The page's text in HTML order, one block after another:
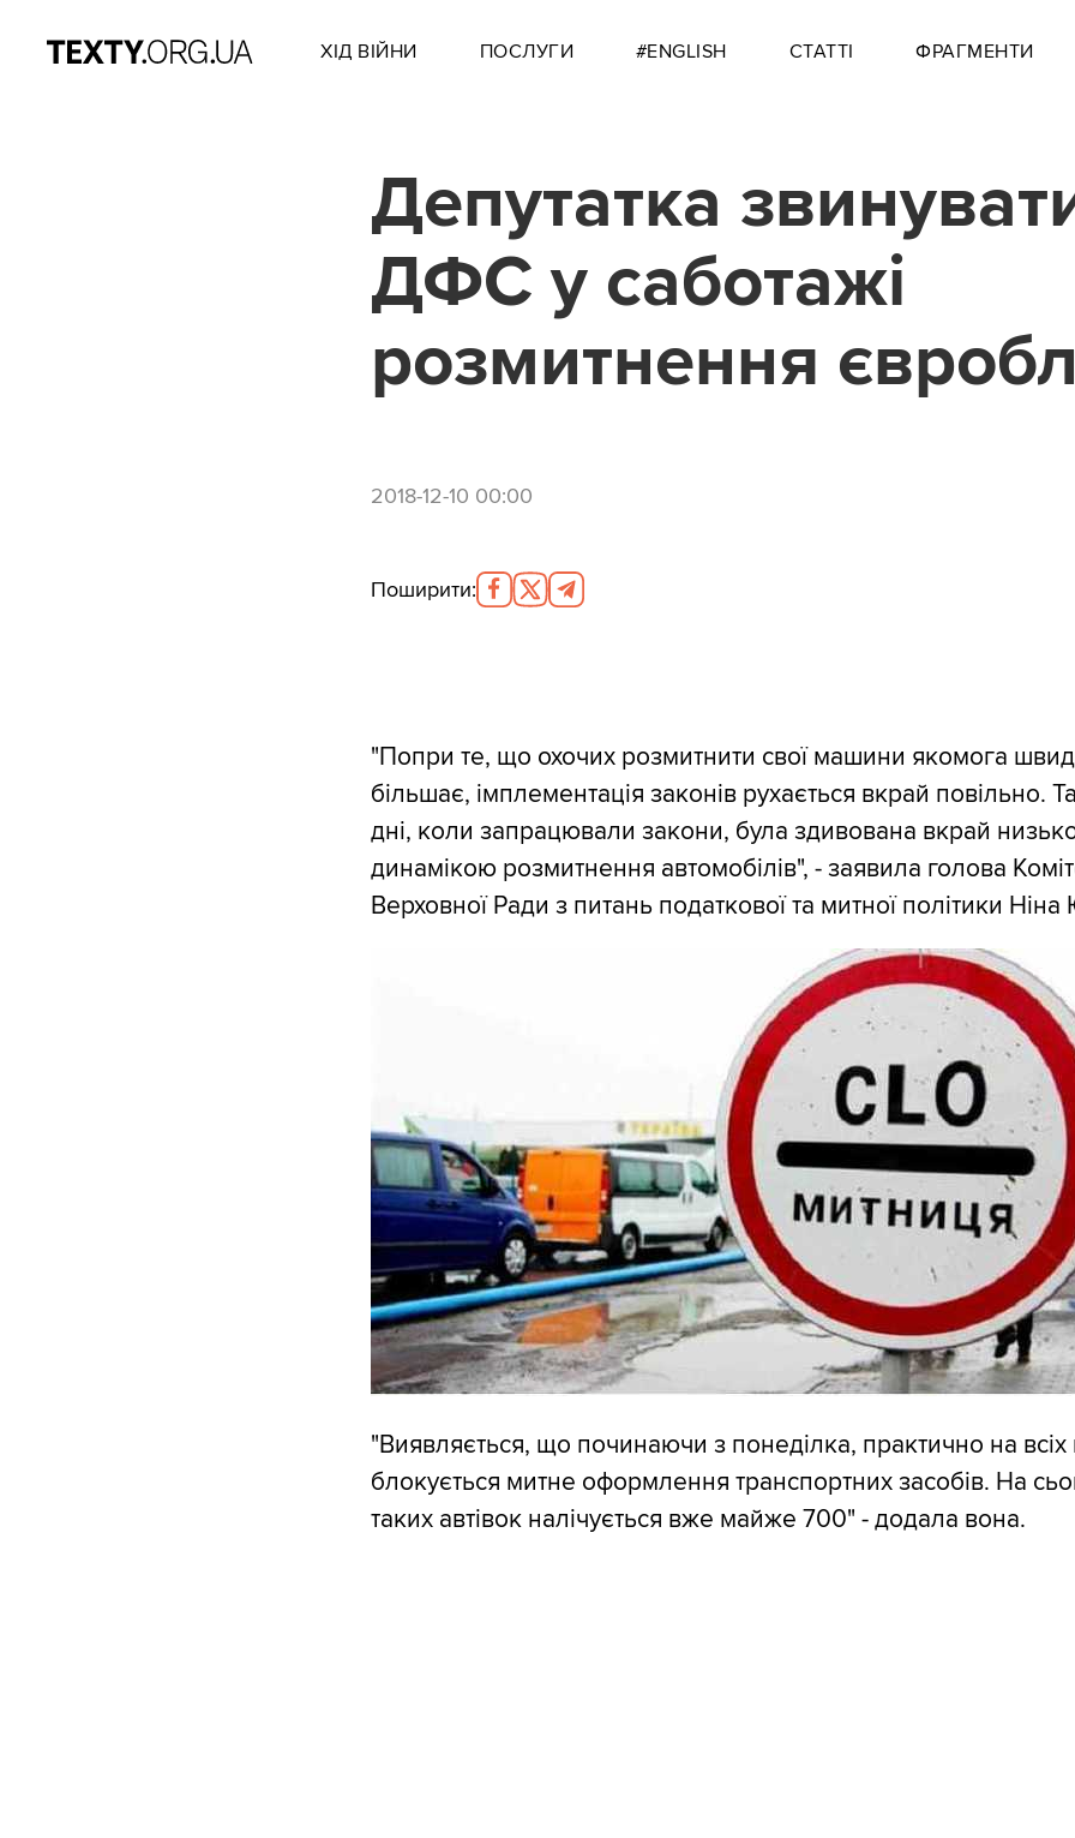
ХІД ВІЙНИ ПОСЛУГИ #ENGLISH СТАТТІ ФРАГМЕНТИ
Депутатка
ДФС у саботажі
розмитнення
2018-12-10 00:00
Поширити:
"Попри те, що охочих розмитнити свої машини якомога
більшає, імплементація законів рухається вкрай повільно.
дні, коли запрацювали закони, була здивована вкрай
динамікою розмитнення автомобілів", - заявила голова
Верховної Ради з питань податкової та митної політики
"Виявляється, що починаючи з понеділка, практично на
блокується митне оформлення транспортних засобів. На
таких автівок налічується вже майже 700" - додала вона.